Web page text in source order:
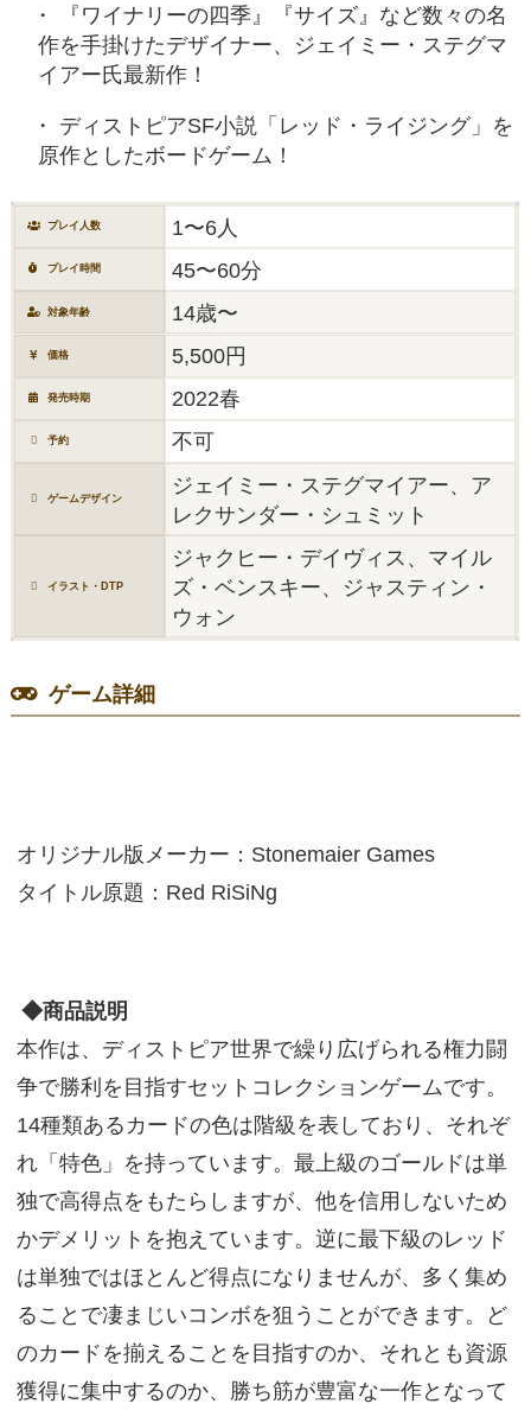
『ワイナリーの四季』『サイズ』など数々の名
作を手掛けたデザイナー、ジェイミー・ステグマ
イアー氏最新作！
ディストピアSF小説「レッド・ライジング」を
原作としたボードゲーム！
プレイ人数 1〜6人
プレイ時間 45〜60分
対象年齢 14歳〜
価格 5,500円
発売時期 2022春
予約 不可
ゲームデザイン
ジェイミー・ステグマイアー、ア
レクサンダー・シュミット
イラスト・DTP
ジャクヒー・デイヴィス、マイル
ズ・ベンスキー、ジャスティン・
ウォン
ゲーム詳細
オリジナル版メーカー：Stonemaier Games
タイトル原題：Red RiSiNg
◆商品説明
本作は、ディストピア世界で繰り広げられる権力闘
争で勝利を目指すセットコレクションゲームです。
14種類あるカードの色は階級を表しており、それぞ
れ「特色」を持っています。最上級のゴールドは単
独で高得点をもたらしますが、他を信用しないため
かデメリットを抱えています。逆に最下級のレッド
は単独ではほとんど得点になりませんが、多く集め
ることで凄まじいコンボを狙うことができます。ど
のカードを揃えることを目指すのか、それとも資源
獲得に集中するのか、勝ち筋が豊富な一作となって